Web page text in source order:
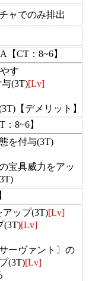
ャでのみ排出
【CT：8~6】
す
(3T)[Lv]
【デメリット】
8~6】
を付与(3T)
宝具威力をアッ
アップ(3T)[Lv]
(3T)[Lv]
ーヴァント〕の
(3T)[Lv]